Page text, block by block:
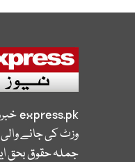
express.pk
وزٹ کی جانے
جملہ حقوق بحق